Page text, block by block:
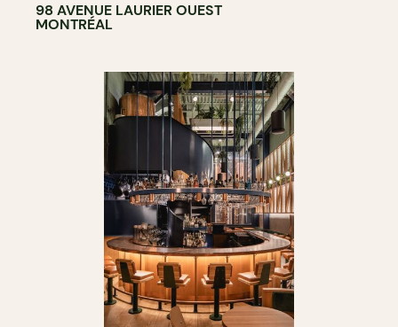
98 AVENUE LAURIER OUEST
MONTRÉAL